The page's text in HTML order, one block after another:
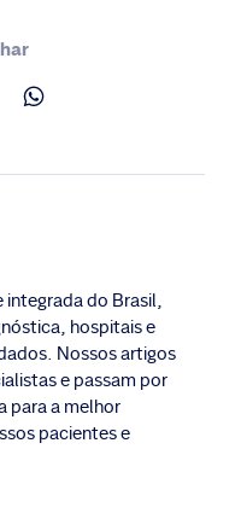
integrada do Brasil,
hospitais e
Nossos artigos
e passam por
para a melhor
pacientes e